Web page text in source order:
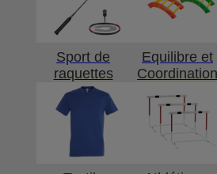
Sport de
raquettes
Equilibre et
Coordination